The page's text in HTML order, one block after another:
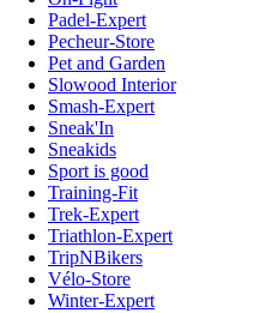
Padel-Expert
Pecheur-Store
Pet and Garden
Slowood Interior
Smash-Expert
Sneak'In
Sneakids
Sport is good
Training-Fit
Trek-Expert
Triathlon-Expert
TripNBikers
Vélo-Store
Winter-Expert